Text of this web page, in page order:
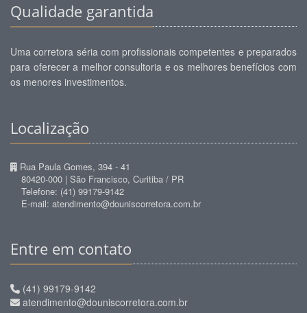
Qualidade garantida
Uma corretora séria com profissionais competentes e preparados
para oferecer a melhor consultoria e os melhores benefícios com
os menores investimentos.
Localização
Rua Paula Gomes, 394 - 41
80420-000 | São Francisco, Curitiba / PR
Telefone: (41) 99179-9142
E-mail: atendimento@douniscorretora.com.br
Entre em contato
(41) 99179-9142
atendimento@douniscorretora.com.br